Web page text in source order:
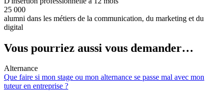
25 000
alumni dans les métiers de la communication, du marketing et du
digital
Vous pourriez aussi vous demander…
Alternance
Que faire si mon stage ou mon alternance se passe mal avec mon
tuteur en entreprise ?